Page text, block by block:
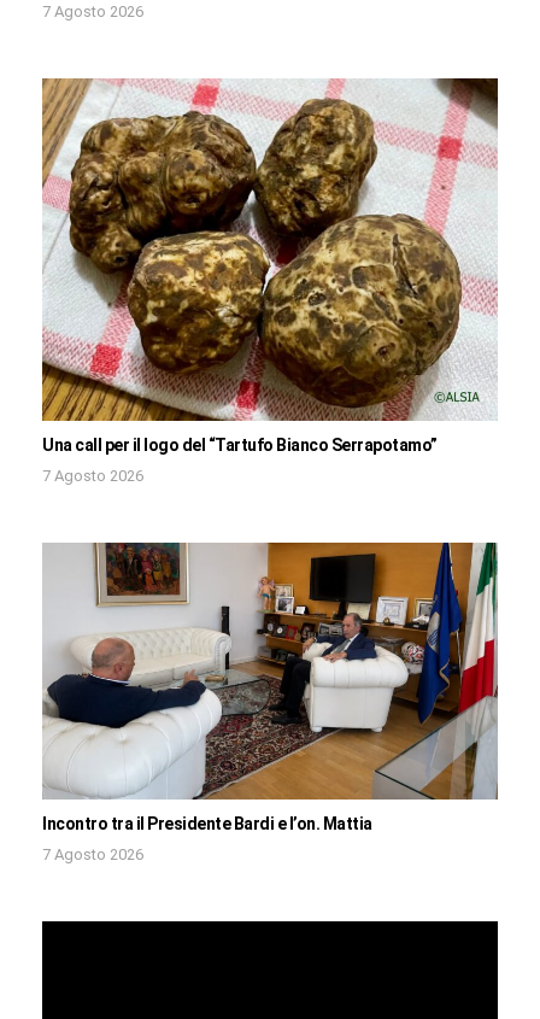
7 Agosto 2026
Una call per il logo del “Tartufo Bianco Serrapotamo”
7 Agosto 2026
Incontro tra il Presidente Bardi e l’on. Mattia
7 Agosto 2026